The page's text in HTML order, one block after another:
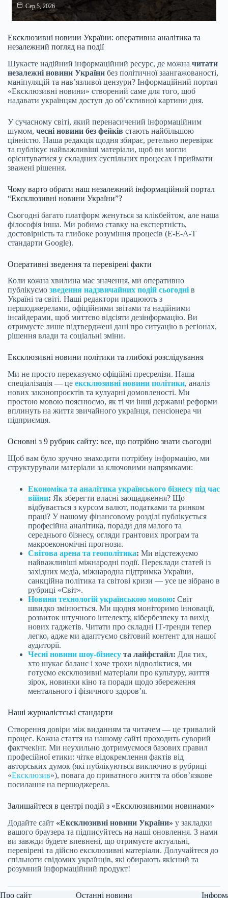
Сер 5, 2026
Ексклюзивні новини України: оперативна аналітика та
незалежний погляд на події
Шукаєте надійний інформаційний ресурс, де можна читати
незалежні новини України без політичної заангажованості,
маніпуляцій та нав’язливої цензури? Інформаційний портал
«Ексклюзивні новини» створений саме для того, щоб
надавати українцям доступ до об’єктивної картини дня.
У сучасному світі, який перенасичений інформаційним
шумом, чесні новини без фейків стають найбільшою
цінністю. Наша редакція щодня збирає, ретельно перевіряє
та публікує найважливіші матеріали, щоб ви могли
орієнтуватися у складних суспільних процесах і приймати
зважені рішення.
Чому варто обрати наш незалежний інформаційний портал
“Ексклюзивні новини України”?
Сьогодні багато платформ женуться за клікбейтом, але наша
філософія інша. Ми робимо ставку на експертність,
достовірність та глибоке розуміння процесів (E-E-A-T
стандарти Google).
Оперативні зведення та перевірені факти
Коли кожна хвилина має значення, ми оперативно
публікуємо зведення надзвичайних подій сьогодні в
Україні та світі. Наші редактори працюють з
першоджерелами, офіційними звітами та надійними
інсайдерами, щоб миттєво відсіяти дезінформацію. Ви
отримуєте лише підтверджені дані про ситуацію в регіонах,
рішення влади та соціальні зміни.
Ексклюзивні новини політики та глибокі розслідування
Ми не просто переказуємо офіційні пресрелізи. Наша
спеціалізація — це ексклюзивні новини політики, аналіз
нових законопроєктів та кулуарні домовленості. Ми
простою мовою пояснюємо, як ті чи інші державні реформи
вплинуть на життя звичайного українця, пенсіонера чи
підприємця.
Основні з 9 рубрик сайту: все, що потрібно знати сьогодні
Щоб вам було зручно знаходити потрібну інформацію, ми
структурували матеріали за ключовими напрямками:
Економіка та аналітика українського бізнесу під час
війни: Як зберегти власні заощадження? Що
відбувається з курсом валют, податками та ринком
праці? У нашому фінансовому розділі публікується
професійна аналітика, поради для малого та
середнього бізнесу, огляди грантових програм та
макроекономічні прогнози.
Світова арена та геополітика: Ми відстежуємо
найважливіші міжнародні події. Переклади статей із
західних медіа, міжнародна підтримка України,
санкційна політика та світові кризи — усе це зібрано в
рубриці «Світ».
Новини технологій українською мовою: Світ
швидко змінюється. Ми щодня моніторимо інновації,
розвиток штучного інтелекту, кібербезпеку та вихід
нових гаджетів. Читати про складні ІТ-тренди тепер
легко, адже ми адаптуємо світовий контент для нашої
аудиторії.
Чесні новини шоу-бізнесу та лайфстайл: Для тих,
хто шукає баланс і хоче трохи відволіктися, ми
готуємо ексклюзивні матеріали про культуру, життя
зірок, новинки кіно та поради щодо збереження
ментального і фізичного здоров’я.
Наші журналістські стандарти
Створення довіри між виданням та читачем — це тривалий
процес. Кожна стаття на нашому сайті проходить суворий
фактчекінг. Ми неухильно дотримуємося базових правил
професійної етики: чітке відокремлення фактів від
авторських думок (які публікуються виключно в рубриці
«Ексклюзив»), повага до приватного життя та обов’язкове
посилання на першоджерела.
Залишайтеся в центрі подій з «Ексклюзивними новинами»
Додайте сайт «Ексклюзивні новини України» у закладки
вашого браузера та підписуйтесь на наші оновлення. З нами
ви завжди будете впевнені, що отримуєте актуальні,
перевірені та дійсно ексклюзивні матеріали. Долучайтеся до
спільноти свідомих українців, які обирають якісний та
розумний інформаційний продукт!
Про сайт Останні новини